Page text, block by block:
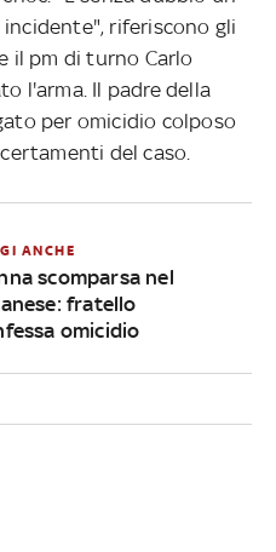
riferiscono gli
il pm di turno Carlo
l'arma. Il padre della
per omicidio colposo
del caso.
ANCHE
scomparsa nel
fratello
omicidio